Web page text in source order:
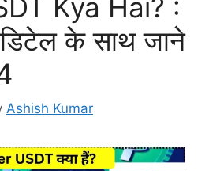
Kya Hai? :
के साथ जाने
Ashish Kumar